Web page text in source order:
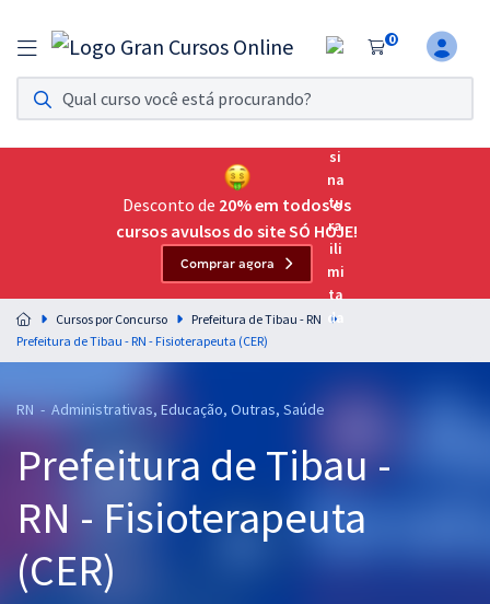
0
Assinatura Ilimitada 11
Acesso a todos os cursos. Teste grátis por 7 dias!
Assinatura OAB Até Passar
Acesso ilimitado a toda preparação para o Exame da
Residências Multiprofissionais
Preparação completa e intensiva para as principais
residências em saúde do Brasil
Cursos 20% OFF
Pós
Graduação
Desconto de 20% em todos os
cursos avulsos do site SÓ HOJE!
Comprar agora
Cursos por Concurso
Prefeitura de Tibau - RN
Prefeitura de Tibau - RN - Fisioterapeuta (CER)
RN - Administrativas, Educação, Outras, Saúde
Prefeitura de Tibau -
RN - Fisioterapeuta
(CER)